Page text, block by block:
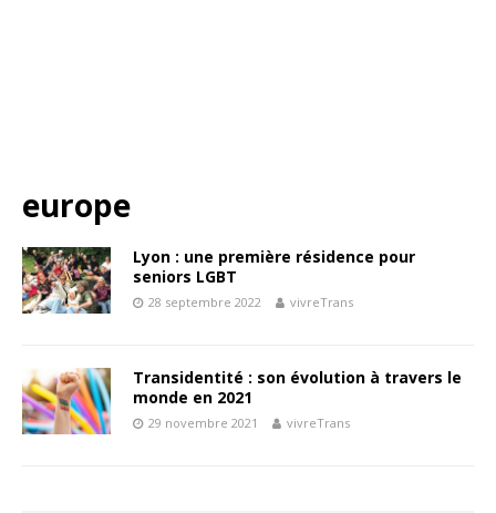
europe
Lyon : une première résidence pour
seniors LGBT
28 septembre 2022 vivreTrans
Transidentité : son évolution à travers le
monde en 2021
29 novembre 2021 vivreTrans